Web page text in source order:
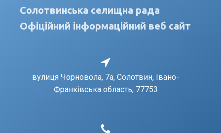
Солотвинська селищна рада
Офіційний інформаційний веб сайт
вулиця Чорновола, 7a, Солотвин, Івано-
Франківська область, 77753